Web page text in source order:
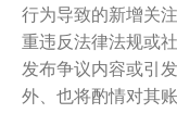
行为导致的新增关
重违反法律法规或
发布争议内容或引
外、也将酌情对其